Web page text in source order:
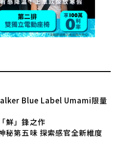
Blue Label Umami限量
鮮」鋒之作
秘第五味 探索感官全新維度